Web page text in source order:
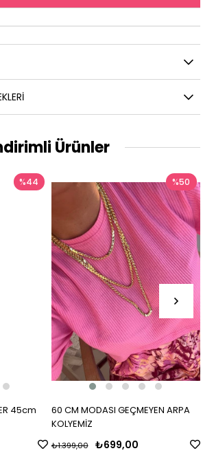
Ürünler
45cm
%44
60 CM MODASI GEÇMEYEN ARPA
KOLYEMİZ
₺699,00
₺1.399,00
%50